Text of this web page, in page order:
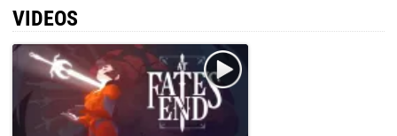
VIDEOS